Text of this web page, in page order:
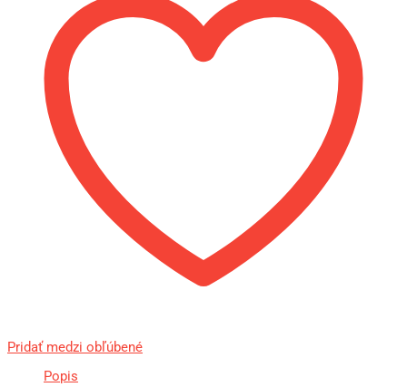
Pridať medzi obľúbené
Popis